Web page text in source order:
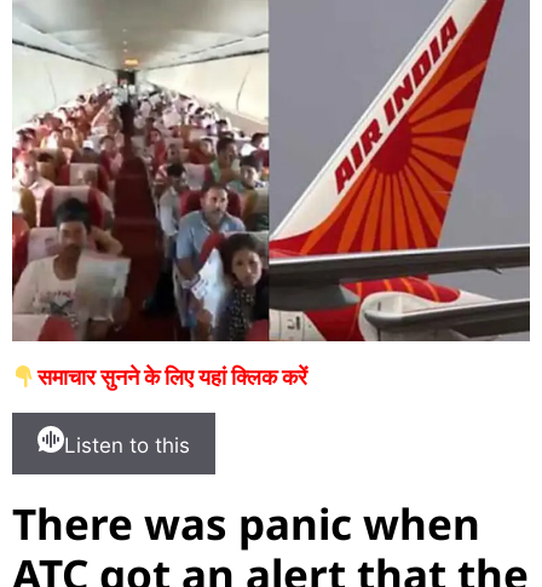
समाचार सुनने के लिए यहां क्लिक करें
Listen to this
There was panic when
ATC got an alert that the